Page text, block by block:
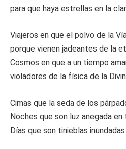
para que haya estrellas en la
Viajeros en que el polvo de la
porque vienen jadeantes de la
Cosmos en que a un tiempo
violadores de la física de la
Cimas que la seda de los
Noches que son luz anegada en
Días que son tinieblas